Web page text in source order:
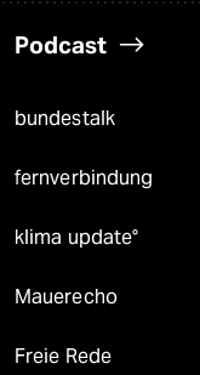
Podcast
bundestalk
fernverbindung
klima update°
Mauerecho
Freie Rede